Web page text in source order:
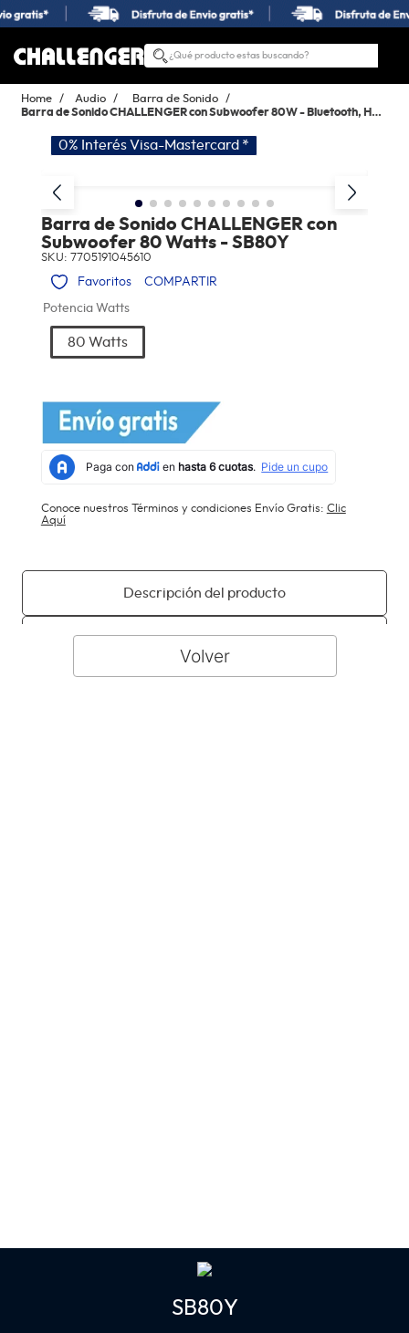
¿Qué producto estas buscando?
Audio
Barra de Sonido
Barra de Sonido CHALLENGER con Subwoofer 80W - Bluetooth, HDMI ARC y Sonido 2.1 Envolvente
0% Interés Visa-Mastercard *
Barra de Sonido CHALLENGER con
Subwoofer 80 Watts - SB80Y
SKU: 7705191045610
COMPARTIR
Potencia Watts
80 Watts
Conoce nuestros Términos y condiciones Envío Gratis: Clic
Aquí
Descripción del producto
Especificaciones
SB80Y
TÉRMINOS MÁS BUSCADOS
1.
estufas
2.
nevera
4.
horno
5.
estufas empotrar
6.
lavadora secadora
10. microondas